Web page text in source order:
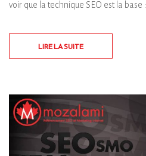
voir que la technique SEO est la base :
LIRE LA SUITE